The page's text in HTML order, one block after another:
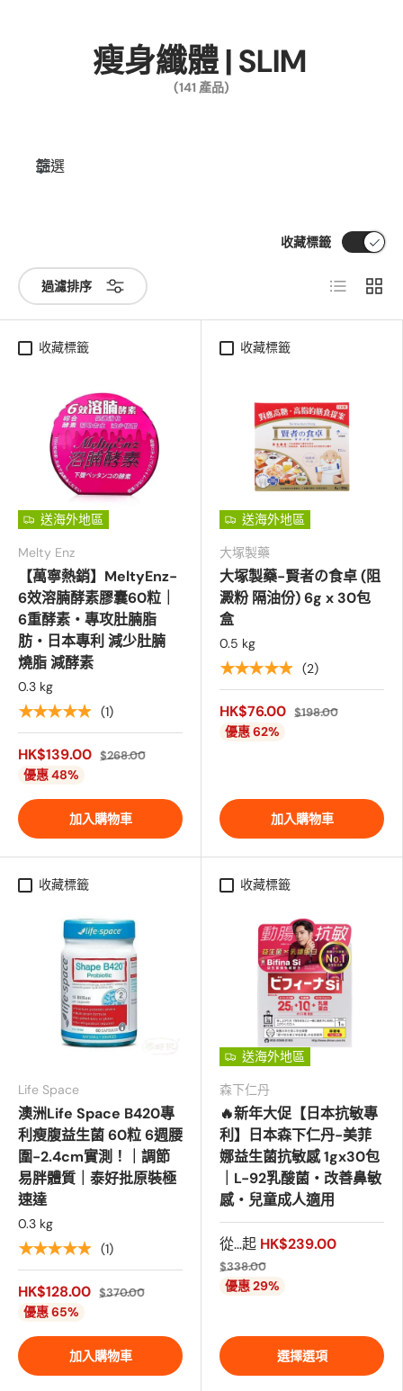
瘦身纖體 | SLIM
(141 產品)
篩選
過濾排序
收藏標籤
清單 網格
收藏標籤
送海外地區
Melty Enz
【萬寧熱銷】MeltyEnz-
6效溶腩酵素膠囊60粒｜
6重酵素・專攻肚腩脂
肪・日本專利 減少肚腩
燒脂 減酵素
0.3 kg
★★★★★ (1)
HK$139.00 $268.00
優惠 48%
加入購物車
收藏標籤
送海外地區
大塚製藥
大塚製藥-賢者の食卓 (阻
澱粉 隔油份) 6g x 30包
盒
0.5 kg
★★★★★ (2)
HK$76.00 $198.00
優惠 62%
加入購物車
收藏標籤
Life Space
澳洲Life Space B420專
利瘦腹益生菌 60粒 6週腰
圍-2.4cm實測！｜調節
易胖體質｜泰好批原裝極
速達
0.3 kg
★★★★★ (1)
HK$128.00 $370.00
優惠 65%
加入購物車
收藏標籤
送海外地區
森下仁丹
🔥新年大促【日本抗敏專
利】日本森下仁丹-美菲
娜益生菌抗敏感 1gx30包
｜L-92乳酸菌・改善鼻敏
感・兒童成人適用
從…起 HK$239.00
$338.00
優惠 29%
選擇選項